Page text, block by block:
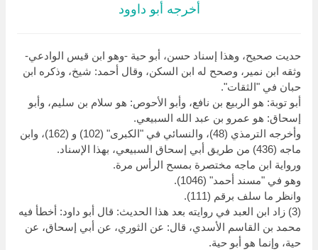
أخرجه أبو داوود
حديت صحيح، وهذا إسناد حسن، أبو حية -وهو ابن قيس الوادعي-
وثقه ابن نمير، وصحح له ابن السكن، وقال أحمد: شيخ، وذكره ابن
حبان في "الثقات".
أبو توبة: هو الربيع بن نافع، وأبو الأحوص: هو سلام بن سليم، وأبو
إسحاق: هو عمرو بن عبد الله السبيعي.
وأخرجه الترمذي (48)، والنسائي في "الكبرى" (102) و (162)، وابن
ماجه (436) من طريق أبي إسحاق السبيعي، بهذا الإسناد.
ورواية ابن ماجه مختصرة بمسح الرأس مرة.
وهو في "مسند أحمد" (1046).
وانظر ما سلف برقم (111).
(3) زاد ابن العبد في روايته بعد هذا الحديث: قال أبو داود: أخطأ فيه
محمد بن القاسم الأسدي، قال: عن الثوري، عن أبي إسحاق، عن
حية، وإنما هو أبو حية.